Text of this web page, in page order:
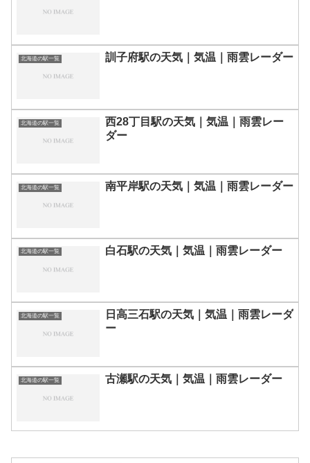
北海道の駅一覧 訓子府駅の天気｜気温｜雨雲レーダー
北海道の駅一覧
西28丁目駅の天気｜気温｜雨雲レー
ダー
北海道の駅一覧 南平岸駅の天気｜気温｜雨雲レーダー
北海道の駅一覧 白石駅の天気｜気温｜雨雲レーダー
北海道の駅一覧
日高三石駅の天気｜気温｜雨雲レーダ
ー
北海道の駅一覧 古瀬駅の天気｜気温｜雨雲レーダー